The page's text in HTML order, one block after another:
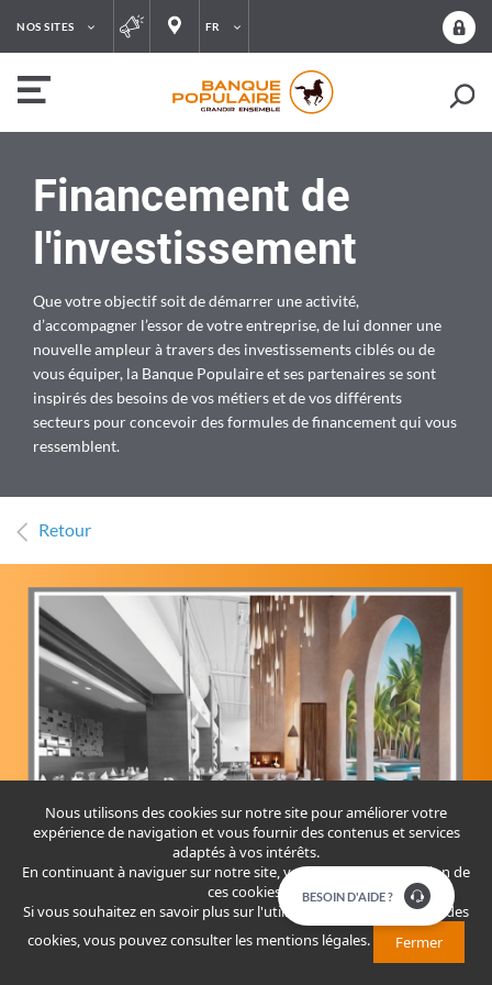
NOS SITES FR
Financement de
l'investissement
Que votre objectif soit de démarrer une activité,
d’accompagner l’essor de votre entreprise, de lui donner une
nouvelle ampleur à travers des investissements ciblés ou de
vous équiper, la Banque Populaire et ses partenaires se sont
inspirés des besoins de vos métiers et de vos différents
secteurs pour concevoir des formules de financement qui vous
ressemblent.
Retour
BP HOSPITALITY INVEST
Nous utilisons des cookies sur notre site pour améliorer votre
expérience de navigation et vous fournir des contenus et services
adaptés à vos intérêts.
En continuant à naviguer sur notre site, vous acceptez l'utilisation de
ces cookies.
Si vous souhaitez en savoir plus sur l'utilisation que nous faisons des
cookies, vous pouvez consulter les mentions légales. Fermer
​​​BESOIN D'AIDE ?